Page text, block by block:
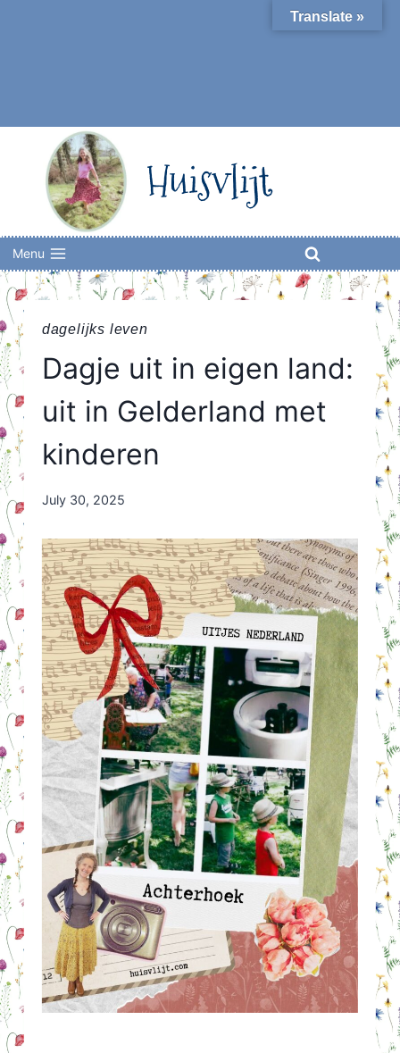
Huisvlijt
Menu
dagelijks leven
Dagje uit in eigen land:
uit in Gelderland met
kinderen
By
Orriëns
July 30, 2025
Translate »